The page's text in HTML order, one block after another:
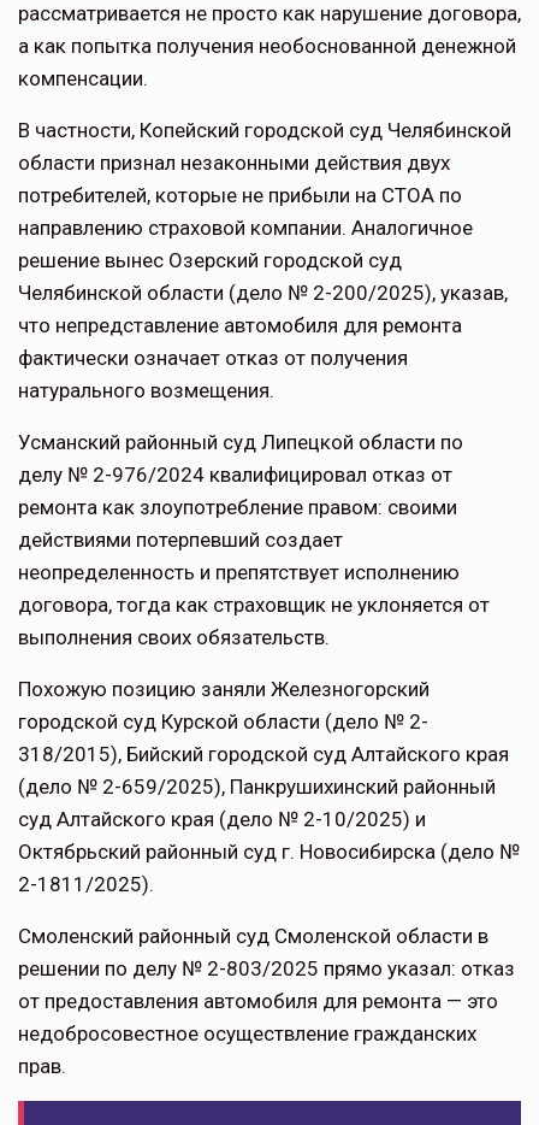
рассматривается не просто как нарушение договора,
а как попытка получения необоснованной денежной
компенсации.
В частности, Копейский городской суд Челябинской
области признал незаконными действия двух
потребителей, которые не прибыли на СТОА по
направлению страховой компании. Аналогичное
решение вынес Озерский городской суд
Челябинской области (дело № 2-200/2025), указав,
что непредставление автомобиля для ремонта
фактически означает отказ от получения
натурального возмещения.
Усманский районный суд Липецкой области по
делу № 2-976/2024 квалифицировал отказ от
ремонта как злоупотребление правом: своими
действиями потерпевший создает
неопределенность и препятствует исполнению
договора, тогда как страховщик не уклоняется от
выполнения своих обязательств.
Похожую позицию заняли Железногорский
городской суд Курской области (дело № 2-
318/2015), Бийский городской суд Алтайского края
(дело № 2-659/2025), Панкрушихинский районный
суд Алтайского края (дело № 2-10/2025) и
Октябрьский районный суд г. Новосибирска (дело №
2-1811/2025).
Смоленский районный суд Смоленской области в
решении по делу № 2-803/2025 прямо указал: отказ
от предоставления автомобиля для ремонта — это
недобросовестное осуществление гражданских
прав.